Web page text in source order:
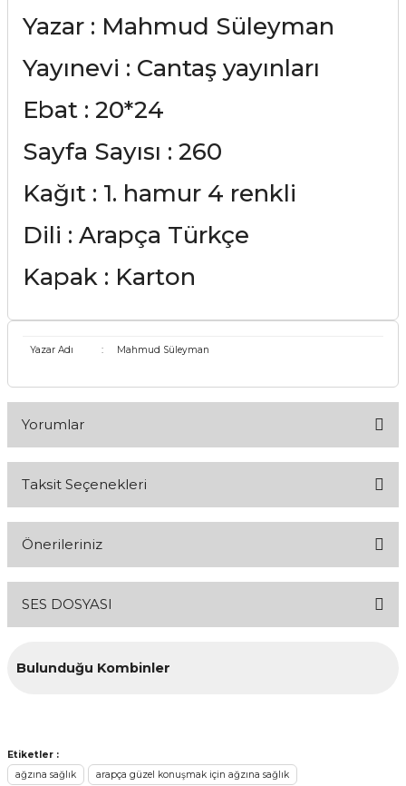
Yazar : Mahmud Süleyman
Yayınevi : Cantaş yayınları
Ebat : 20*24
Sayfa Sayısı : 260
Kağıt : 1. hamur 4 renkli
Dili : Arapça Türkçe
Kapak : Karton
Yazar Adı : Mahmud Süleyman
Yorumlar
Taksit Seçenekleri
Önerileriniz
konularda yetersiz gördüğünüz noktaları öneri formunu
kullanarak tarafımıza iletebilirsiniz.
Ürün fiyatı diğer sitelerden daha pahalı.
SES DOSYASI
Bulunduğu Kombinler
Etiketler :
ağzına sağlık
arapça güzel konuşmak için ağzına sağlık